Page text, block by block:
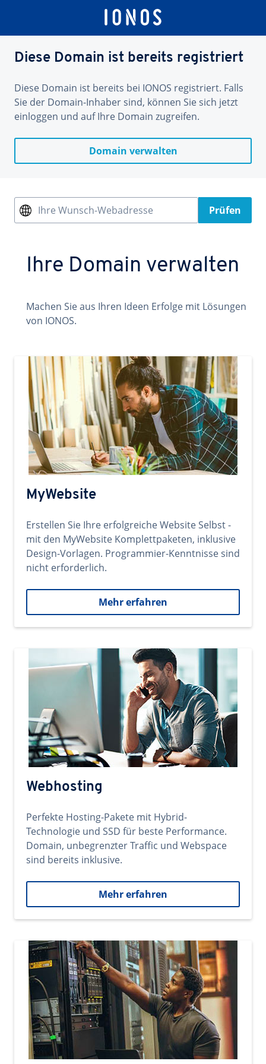
Diese Domain ist bereits registriert
Diese Domain ist bereits bei IONOS registriert. Falls
Sie der Domain-Inhaber sind, können Sie sich jetzt
einloggen und auf Ihre Domain zugreifen.
Domain verwalten
Ihre Wunsch-Webadresse Prüfen
Ihre Domain verwalten
Machen Sie aus Ihren Ideen Erfolge mit Lösungen
von IONOS.
MyWebsite
Erstellen Sie Ihre erfolgreiche Website Selbst -
mit den MyWebsite Komplettpaketen, inklusive
Design-Vorlagen. Programmier-Kenntnisse sind
nicht erforderlich.
Mehr erfahren
Webhosting
Perfekte Hosting-Pakete mit Hybrid-
Technologie und SSD für beste Performance.
Domain, unbegrenzter Traffic und Webspace
sind bereits inklusive.
Mehr erfahren